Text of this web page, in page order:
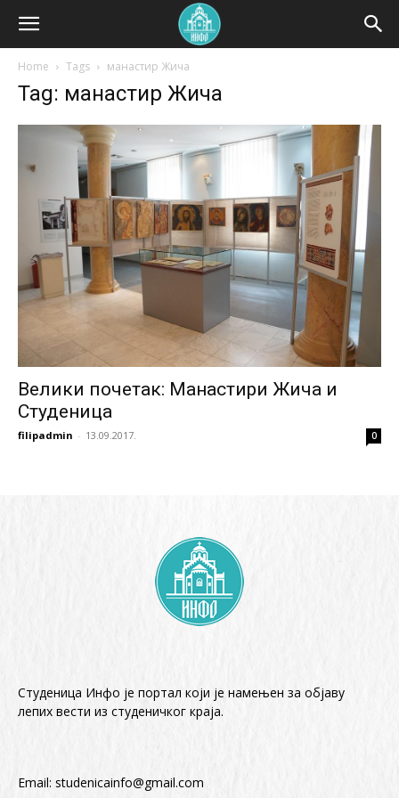
Home Tags манастир Жича
Tag: манастир Жича
Велики почетак: Манастири Жича и
Студеница
filipadmin - 13.09.2017. 0
Студеница Инфо је портал који је намењен за објaву
лепих вести из студеничког краја.
Email: studenicainfo@gmail.com